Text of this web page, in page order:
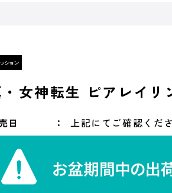
女神転生 ピアレイリ
日 上記にてご確認くだ